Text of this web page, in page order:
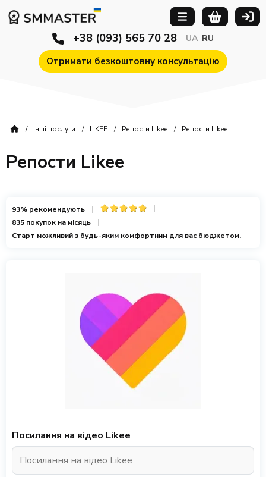
Отримати безкоштовну консультацію
+38 (093) 565 70 28 UA RU
Інші послуги LIKEE Репости Likee Репости Likee
Репости Likee
93% рекомендують
835 покупок на місяць
Старт можливий з будь-яким комфортним для вас бюджетом.
Посилання на відео Likee